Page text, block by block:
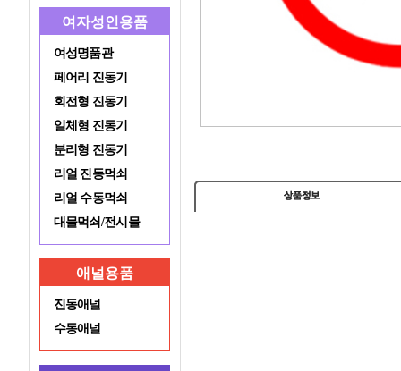
여자성인용품
여성명품관
페어리 진동기
회전형 진동기
일체형 진동기
분리형 진동기
리얼 진동먹쇠
리얼 수동먹쇠
대물먹쇠/전시물
애널용품
진동애널
수동애널